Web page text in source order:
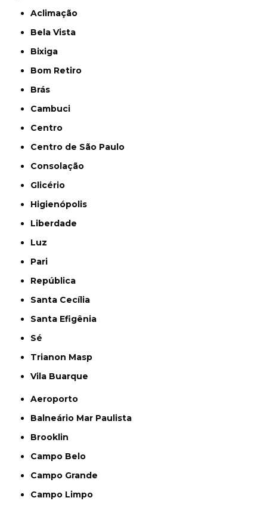
Aclimação
Bela Vista
Bixiga
Bom Retiro
Brás
Cambuci
Centro
Centro de São Paulo
Consolação
Glicério
Higienópolis
Liberdade
Luz
Pari
República
Santa Cecília
Santa Efigênia
Sé
Trianon Masp
Vila Buarque
Aeroporto
Balneário Mar Paulista
Brooklin
Campo Belo
Campo Grande
Campo Limpo